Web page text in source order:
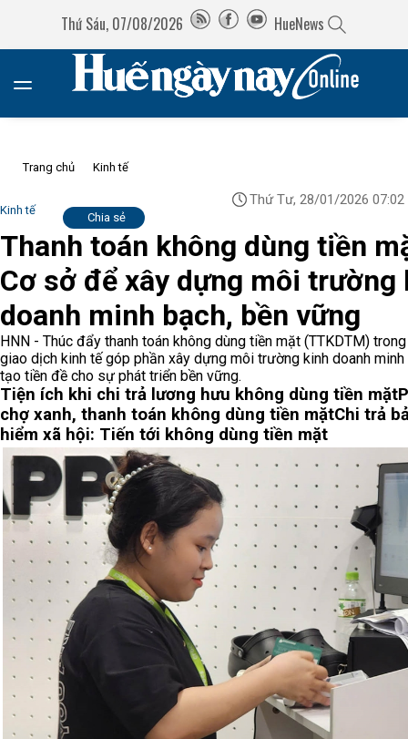
Thứ Sáu, 07/08/2026 HueNews
Trang chủ Kinh tế
Kinh tế
Thứ Tư, 28/01/2026 07:02
Chia sẻ
Thanh toán không dùng tiền
Cơ sở để xây dựng môi trường
doanh minh bạch, bền vững
HNN - Thúc đẩy thanh toán không dùng tiền mặt (TTKDTM)
giao dịch kinh tế góp phần xây dựng môi trường kinh doanh minh
tạo tiền đề cho sự phát triển bền vững.
Tiện ích khi chi trả lương hưu không dùng tiền mặt
chợ xanh, thanh toán không dùng tiền mặtChi trả
hiểm xã hội: Tiến tới không dùng tiền mặt